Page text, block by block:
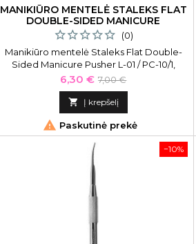
MANIKIŪRO MENTELĖ STALEKS FLAT
DOUBLE-SIDED MANICURE
(0)
Manikiūro mentelė Staleks Flat Double-
Sided Manicure Pusher L-01 / PC-10/1,
dvipusė
Kaina
6,30 € Bazinė
kaina
7,00 €
 Į krepšelį
 Paskutinė prekė
−10%